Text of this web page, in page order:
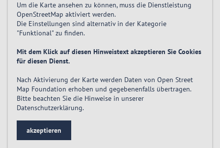
Um die Karte ansehen zu können, muss die Dienstleistung
OpenStreetMap aktiviert werden.
Die Einstellungen sind alternativ in der Kategorie
"Funktional" zu finden.
Mit dem Klick auf diesen Hinweistext akzeptieren Sie Cookies
für diesen Dienst.
Nach Aktivierung der Karte werden Daten von Open Street
Map Foundation erhoben und gegebenenfalls übertragen.
Bitte beachten Sie die Hinweise in unserer
Datenschutzerklärung.
akzeptieren